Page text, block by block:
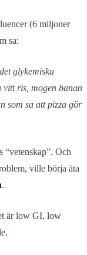
(6 miljoner
sa:
glykemiska
vitt ris, mogen banan
som sa att pizza gör
“vetenskap”. Och
ville börja äta
.
är low GI, low